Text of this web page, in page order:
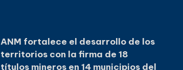
ANM fortalece el desarrollo de los
territorios con la firma de 18
títulos mineros en 14 municipios del